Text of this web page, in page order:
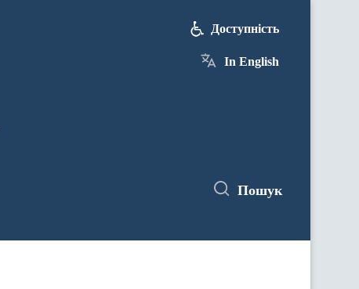
Доступність
In English
Пошук